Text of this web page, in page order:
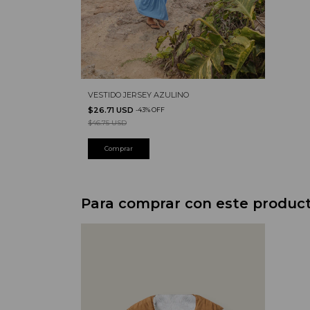
VESTIDO JERSEY AZULINO
$26.71 USD -43%OFF
$46.75 USD
Para comprar con este